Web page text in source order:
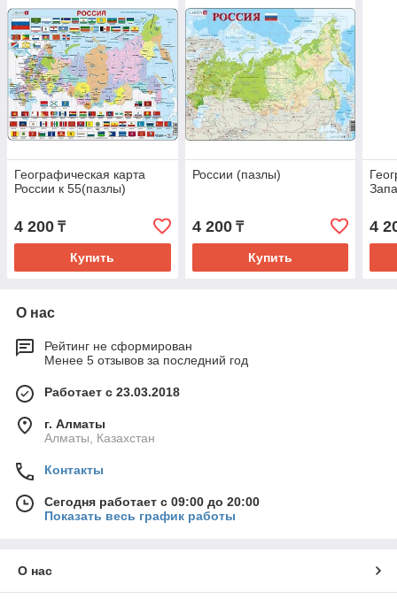
Географическая карта
России к 55(пазлы)
4 200 ₸
Купить
России (пазлы)
4 200₸
Купить
4
О нас
Рейтинг не сформирован
Менее 5 отзывов за последний год
Работает с 23.03.2018
г. Алматы
Алматы, Казахстан
Контакты
Сегодня работает с 09:00 до 20:00
Показать весь график работы
О нас